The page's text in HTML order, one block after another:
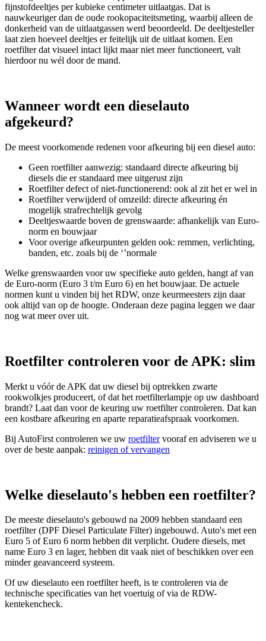
fijnstofdeeltjes per kubieke centimeter uitlaatgas. Dat is
nauwkeuriger dan de oude rookopaciteitsmeting, waarbij alleen de
donkerheid van de uitlaatgassen werd beoordeeld. De deeltjesteller
laat zien hoeveel deeltjes er feitelijk uit de uitlaat komen. Een
roetfilter dat visueel intact lijkt maar niet meer functioneert, valt
hierdoor nu wél door de mand.
Wanneer wordt een dieselauto
afgekeurd?
De meest voorkomende redenen voor afkeuring bij een diesel auto:
Geen roetfilter aanwezig: standaard directe afkeuring bij
diesels die er standaard mee uitgerust zijn
Roetfilter defect of niet-functionerend: ook al zit het er wel in
Roetfilter verwijderd of omzeild: directe afkeuring én
mogelijk strafrechtelijk gevolg
Deeltjeswaarde boven de grenswaarde: afhankelijk van Euro-
norm en bouwjaar
Voor overige afkeurpunten gelden ook: remmen, verlichting,
banden, etc. zoals bij de ‘’normale
Welke grenswaarden voor uw specifieke auto gelden, hangt af van
de Euro-norm (Euro 3 t/m Euro 6) en het bouwjaar. De actuele
normen kunt u vinden bij het RDW, onze keurmeesters zijn daar
ook altijd van op de hoogte. Onderaan deze pagina leggen we daar
nog wat meer over uit.
Roetfilter controleren voor de APK: slim
Merkt u vóór de APK dat uw diesel bij optrekken zwarte
rookwolkjes produceert, of dat het roetfilterlampje op uw dashboard
brandt? Laat dan voor de keuring uw roetfilter controleren. Dat kan
een kostbare afkeuring en aparte reparatieafspraak voorkomen.
Bij AutoFirst controleren we uw roetfiltervooraf en adviseren we u
over de beste aanpak: reinigen of vervangen
Welke dieselauto's hebben een roetfilter?
De meeste dieselauto's gebouwd na 2009 hebben standaard een
roetfilter (DPF Diesel Particulate Filter) ingebouwd. Auto's met een
Euro 5 of Euro 6 norm hebben dit verplicht. Oudere diesels, met
name Euro 3 en lager, hebben dit vaak niet of beschikken over een
minder geavanceerd systeem.
Of uw dieselauto een roetfilter heeft, is te controleren via de
technische specificaties van het voertuig of via de RDW-
kentekencheck.